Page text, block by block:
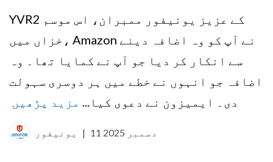
YVR2 کے عزیز یونیفور ممبران، اس موسم
خزاں میں، Amazon نے آپ کو وہ اضافہ دینے
سے انکار کر دیا جو آپ نے کمایا تھا۔ وہ
اضافہ جو انہوں نے خطے میں ہر دوسری سہولت
دی۔ ایمیزون نے دعوی کیا... مزید پڑھیں
یونیفور | 11 دسمبر 2025